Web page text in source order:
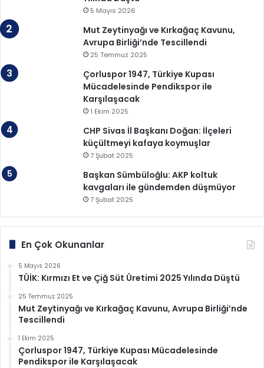
5 Mayıs 2026
Mut Zeytinyağı ve Kırkağaç Kavunu,
Avrupa Birliği’nde Tescillendi
25 Temmuz 2025
Çorluspor 1947, Türkiye Kupası
Mücadelesinde Pendikspor ile
Karşılaşacak
1 Ekim 2025
CHP Sivas İl Başkanı Doğan: İlçeleri
küçültmeyi kafaya koymuşlar
7 Şubat 2025
Başkan Sümbüloğlu: AKP koltuk
kavgaları ile gündemden düşmüyor
7 Şubat 2025
En Çok Okunanlar
5 Mayıs 2026
TÜİK: Kırmızı Et ve Çiğ Süt Üretimi 2025 Yılında Düştü
25 Temmuz 2025
Mut Zeytinyağı ve Kırkağaç Kavunu, Avrupa Birliği’nde
Tescillendi
1 Ekim 2025
Çorluspor 1947, Türkiye Kupası Mücadelesinde
Pendikspor ile Karşılaşacak